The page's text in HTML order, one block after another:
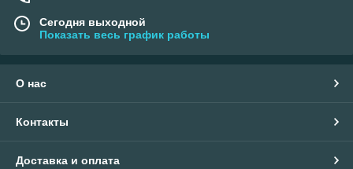
Сегодня выходной
Показать весь график работы
О нас
Контакты
Доставка и оплата